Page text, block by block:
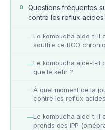
0
Questions fréquentes
contre les reflux acides
—Le kombucha aide-t-il
souffre de RGO
—Le kombucha aide-t-il
que le kéfir ?
—À quel moment de la
contre les reflux
—Le kombucha aide-t-il
prends des IPP